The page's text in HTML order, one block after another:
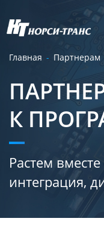
Главная Партнерам
К
Растем
интеграция,